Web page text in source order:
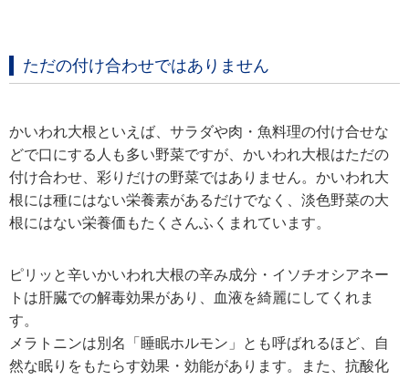
ただの付け合わせではありません
かいわれ大根といえば、サラダや肉・魚料理の付け合せな
どで口にする人も多い野菜ですが、 かいわれ大根はただの
付け合わせ、彩りだけの野菜ではありません。かいわれ大
根には種にはない栄養素があるだけでなく、淡色野菜の大
根にはない栄養価もたくさんふくまれています。
ピリッと辛いかいわれ大根の辛み成分・イソチオシアネー
トは肝臓での解毒効果があり、血液を綺麗にしてくれま
す
メラトニンは別名「睡眠ホルモン」とも呼ばれるほど、自
然な眠りをもたらす効果・効能があります。また、抗酸化